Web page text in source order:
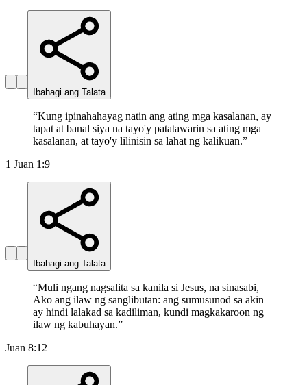
Ibahagi ang Talata
“Kung ipinahahayag natin ang ating mga kasalanan, ay
tapat at banal siya na tayo'y patatawarin sa ating mga
kasalanan, at tayo'y lilinisin sa lahat ng kalikuan.”
1 Juan 1:9
Ibahagi ang Talata
“Muli ngang nagsalita sa kanila si Jesus, na sinasabi,
Ako ang ilaw ng sanglibutan: ang sumusunod sa akin
ay hindi lalakad sa kadiliman, kundi magkakaroon ng
ilaw ng kabuhayan.”
Juan 8:12